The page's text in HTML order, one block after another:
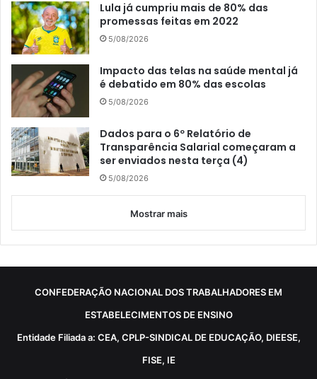
Lula já cumpriu mais de 80% das
promessas feitas em 2022
5/08/2026
Impacto das telas na saúde mental já
é debatido em 80% das escolas
5/08/2026
Dados para o 6º Relatório de
Transparência Salarial começaram a
ser enviados nesta terça (4)
5/08/2026
Mostrar mais
CONFEDERAÇÃO NACIONAL DOS TRABALHADORES EM
ESTABELECIMENTOS DE ENSINO
Entidade Filiada a: CEA, CPLP-SINDICAL DE EDUCAÇÃO, DIEESE,
FISE, IE